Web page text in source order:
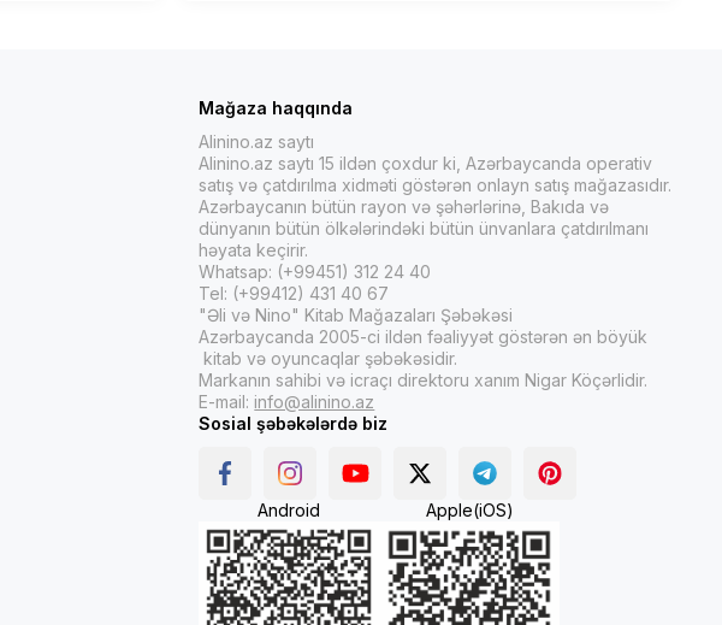
Mağaza haqqında
Alinino.az saytı
Alinino.az saytı 15 ildən çoxdur ki, Azərbaycanda operativ
satış və çatdırılma xidməti göstərən onlayn satış mağazasıdır.
Azərbaycanın bütün rayon və şəhərlərinə, Bakıda və
dünyanın bütün ölkələrindəki bütün ünvanlara çatdırılmanı
həyata keçirir.
Whatsap: (+99451) 312 24 40
Tel: (+99412) 431 40 67
"Əli və Nino" Kitab Mağazaları Şəbəkəsi
Azərbaycanda 2005-ci ildən fəaliyyət göstərən ən böyük
kitab və oyuncaqlar şəbəkəsidir.
Markanın sahibi və icraçı direktoru xanım Nigar Köçərlidir.
E-mail: info@alinino.az
Sosial şəbəkələrdə biz
Android Apple(iOS)